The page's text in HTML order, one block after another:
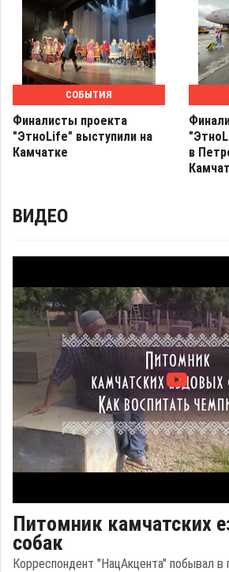
СОБЫТИЯ
Финалисты проекта
"ЭтноLife" выступили на
Камчатке
в
ВИДЕО
Питомник камчатских
собак
Корреспондент "НацАкцента" побывал в